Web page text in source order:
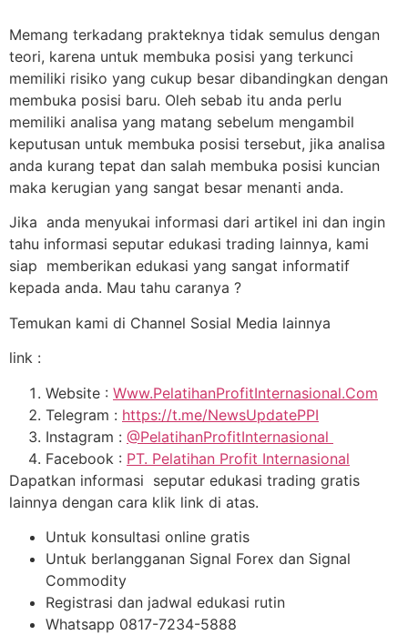
Memang terkadang prakteknya tidak semulus dengan
teori, karena untuk membuka posisi yang terkunci
memiliki risiko yang cukup besar dibandingkan dengan
membuka posisi baru. Oleh sebab itu anda perlu
memiliki analisa yang matang sebelum mengambil
keputusan untuk membuka posisi tersebut, jika analisa
anda kurang tepat dan salah membuka posisi kuncian
maka kerugian yang sangat besar menanti anda.
Jika anda menyukai informasi dari artikel ini dan ingin
tahu informasi seputar edukasi trading lainnya, kami
siap memberikan edukasi yang sangat informatif
kepada anda. Mau tahu caranya ?
Temukan kami di Channel Sosial Media lainnya
link :
Website : Www.PelatihanProfitInternasional.Com
Telegram : https://t.me/NewsUpdatePPI
Instagram : @PelatihanProfitInternasional
Facebook : PT. Pelatihan Profit Internasional
Dapatkan informasi seputar edukasi trading gratis
lainnya dengan cara klik link di atas.
Untuk konsultasi online gratis
Untuk berlangganan Signal Forex dan Signal
Commodity
Registrasi dan jadwal edukasi rutin
Whatsapp 0817-7234-5888